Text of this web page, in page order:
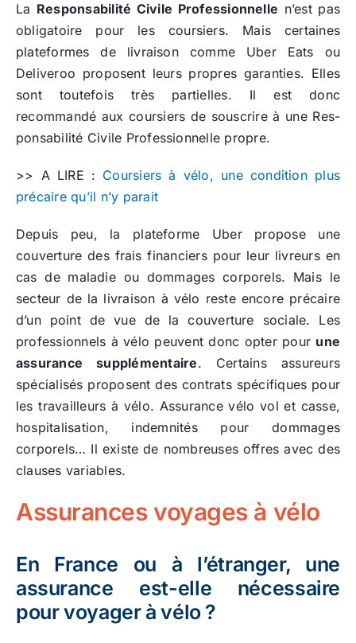
La Res­pon­sa­bi­li­té Civile Pro­fes­sion­nelle n’est pas
obligatoire pour les coursiers. Mais certaines
plateformes de livraison comme Uber Eats ou
Deliveroo proposent leurs propres garanties. Elles
sont toutefois très partielles. Il est donc
recommandé aux coursiers de souscrire à une Res­
pon­sa­bi­li­té Civile Pro­fes­sion­nelle propre.
>> A LIRE : Coursiers à vélo, une condition plus
précaire qu’il n’y parait
Depuis peu, la plateforme Uber propose une
couverture des frais financiers pour leur livreurs en
cas de maladie ou dommages corporels. Mais le
secteur de la livraison à vélo reste encore précaire
d’un point de vue de la couverture sociale. Les
professionnels à vélo peuvent donc opter pour une
assurance supplémentaire. Certains assureurs
spécialisés proposent des contrats spécifiques pour
les travailleurs à vélo. Assurance vélo vol et casse,
hospitalisation, indemnités pour dommages
corporels… Il existe de nombreuses offres avec des
clauses variables.
Assurances voyages à vélo
En France ou à l’étranger, une
assurance est-elle nécessaire
pour voyager à vélo ?